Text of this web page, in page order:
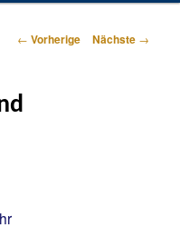
Artikelnavigation
← Vorherige Nächste →